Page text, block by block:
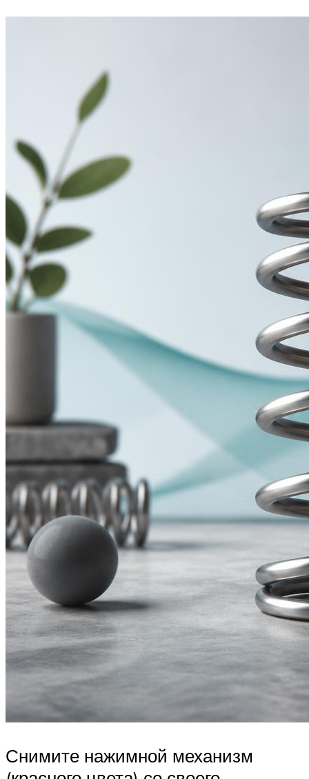
Снимите нажимной механизм